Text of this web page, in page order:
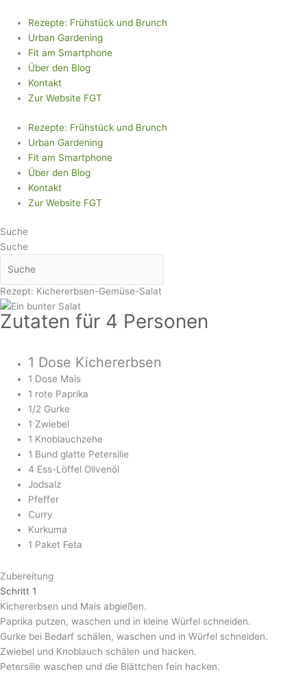
Inhalt
springen
Rezepte: Frühstück und Brunch
Urban Gardening
Fit am Smartphone
Über den Blog
Kontakt
Zur Website FGT
Rezepte: Frühstück und Brunch
Urban Gardening
Fit am Smartphone
Über den Blog
Kontakt
Zur Website FGT
Suche
Suche
Rezept: Kichererbsen-Gemüse-Salat
Zutaten für 4 Personen
1 Dose Kichererbsen
1 Dose Mais
1 rote Paprika
1/2 Gurke
1 Zwiebel
1 Knoblauchzehe
1 Bund glatte Petersilie
4 Ess-Löffel Olivenöl
Jodsalz
Pfeffer
Curry
Kurkuma
1 Paket Feta
Zubereitung
Schritt 1
Kichererbsen und Mais abgießen.
Paprika putzen, waschen und in kleine Würfel schneiden.
Gurke bei Bedarf schälen, waschen und in Würfel schneiden.
Zwiebel und Knoblauch schälen und hacken.
Petersilie waschen und die Blättchen fein hacken.